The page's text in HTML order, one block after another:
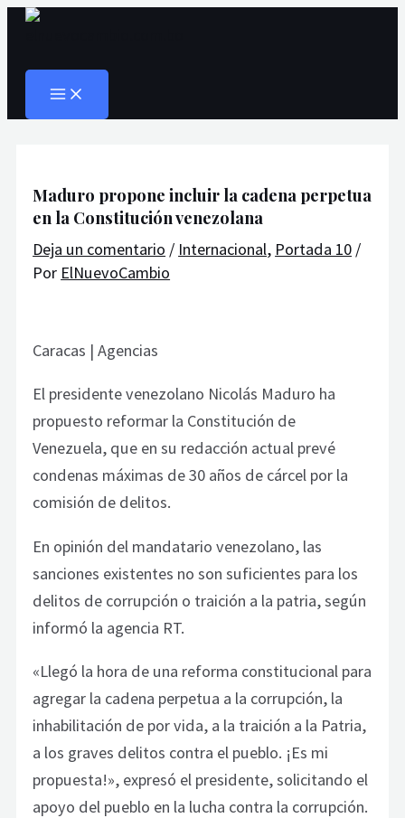
Ir
contenido
MAIN
Maduro propone incluir la cadena perpetua
en la Constitución venezolana
Deja un comentario / Internacional, Portada 10 /
Por ElNuevoCambio
Caracas | Agencias
El presidente venezolano Nicolás Maduro ha
propuesto reformar la Constitución de
Venezuela, que en su redacción actual prevé
condenas máximas de 30 años de cárcel por la
comisión de delitos.
En opinión del mandatario venezolano, las
sanciones existentes no son suficientes para los
delitos de corrupción o traición a la patria, según
informó la agencia RT.
«Llegó la hora de una reforma constitucional para
agregar la cadena perpetua a la corrupción, la
inhabilitación de por vida, a la traición a la Patria,
a los graves delitos contra el pueblo. ¡Es mi
propuesta!», expresó el presidente, solicitando el
apoyo del pueblo en la lucha contra la corrupción.
Navegación
entradas
Escribe
Nombre*
Correo
Web